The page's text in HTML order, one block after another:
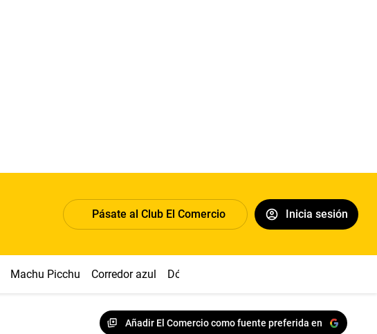
Pásate al Club El Comercio Inicia sesión
Machu Picchu Corredor azul Dólar
Añadir El Comercio como fuente preferida en